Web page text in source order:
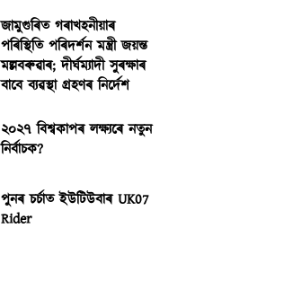
জামুগুৰিত গৰাখহনীয়াৰ
পৰিস্থিতি পৰিদৰ্শন মন্ত্ৰী জয়ন্ত
মল্লবৰুৱাৰ; দীৰ্ঘম্যাদী সুৰক্ষাৰ
বাবে ব্যৱস্থা গ্ৰহণৰ নিৰ্দেশ
২০২৭ বিশ্বকাপৰ লক্ষ্যৰে নতুন
নিৰ্বাচক?
পুনৰ চৰ্চাত ইউটিউবাৰ UK07
Rider